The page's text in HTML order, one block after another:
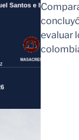
evaluar